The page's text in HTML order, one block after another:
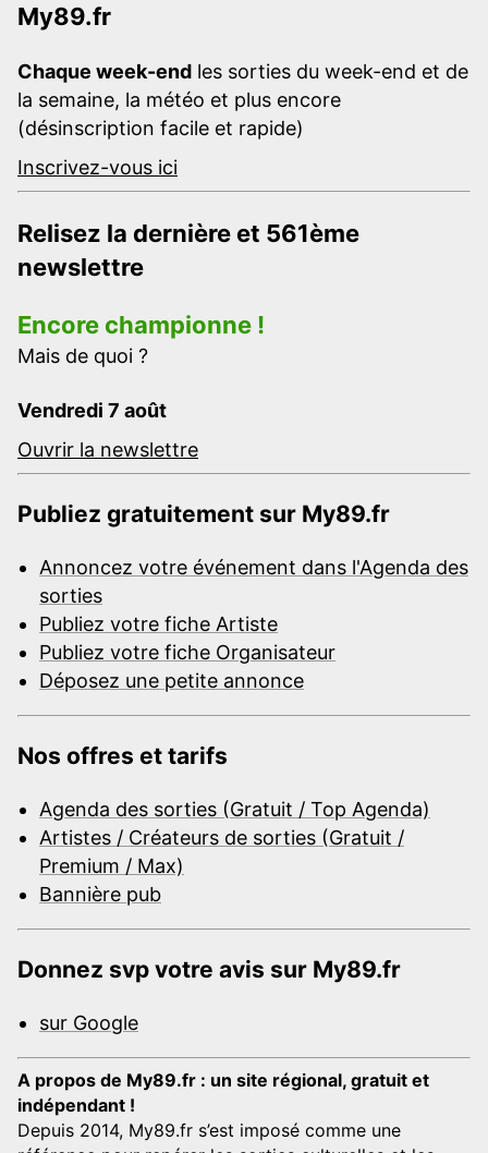
My89.fr
Chaque week-end les sorties du week-end et de
la semaine, la météo et plus encore
(désinscription facile et rapide)
Inscrivez-vous ici
Relisez la dernière et 561ème
newslettre
Encore championne !
Mais de quoi ?
Vendredi 7 août
Ouvrir la newslettre
Publiez gratuitement sur My89.fr
Annoncez votre événement dans l'Agenda des
sorties
Publiez votre fiche Artiste
Publiez votre fiche Organisateur
Déposez une petite annonce
Nos offres et tarifs
Agenda des sorties (Gratuit / Top Agenda)
Artistes / Créateurs de sorties (Gratuit /
Premium / Max)
Bannière pub
Donnez svp votre avis sur My89.fr
sur Google
A propos de My89.fr : un site régional, gratuit et
indépendant !
Depuis 2014, My89.fr s’est imposé comme une